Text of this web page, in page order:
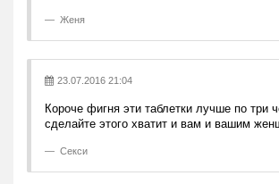
Женя
23.07.2016 21:04
Короче фигня эти таблетки лучше по три
сделайте этого хватит и вам и вашим
Секси